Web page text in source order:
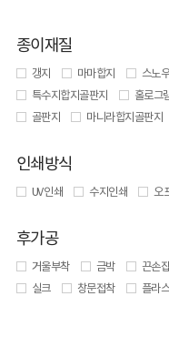
종이재질
갱지 마마합지 스노
특수지합지골판지
홀로그
골판지
마니라합지골판지
인쇄방식
UV 인쇄 수지인쇄 오
후가공
거울부착 금박 끈손
실크
창문접착 플라